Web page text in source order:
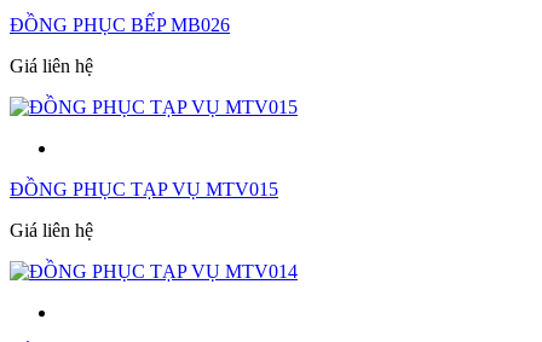
ĐỒNG PHỤC BẾP MB026
Giá liên hệ
ĐỒNG PHỤC TẠP VỤ MTV015
Giá liên hệ